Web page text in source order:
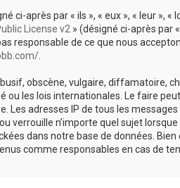
ci-après par « ils », « eux », « leur »,
License v2 » (désigné ci-après par
responsable de ce que nous
.
obscène, vulgaire, diffamatoire,
ou les lois internationales. Le faire
Les adresses IP de tous les
verrouille n’importe quel sujet
dans notre base de données.
comme responsables en cas de